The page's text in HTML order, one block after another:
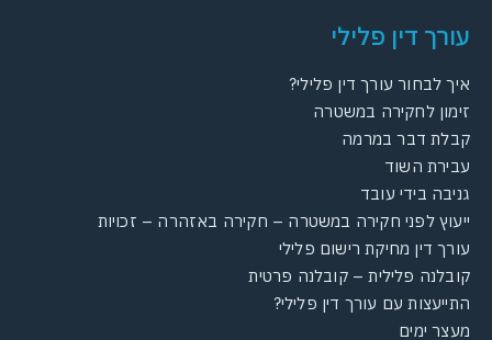
עורך דין פלילי
איך לבחור עורך דין פלילי?
זימון לחקירה במשטרה
קבלת דבר במרמה
עבירת השוד
גניבה בידי עובד
ייעוץ לפני חקירה במשטרה – חקירה באזהרה – זכויות
עורך דין מחיקת רישום פלילי
קובלנה פלילית – קובלנה פרטית
התייעצות עם עורך דין פלילי?
מעצר ימים